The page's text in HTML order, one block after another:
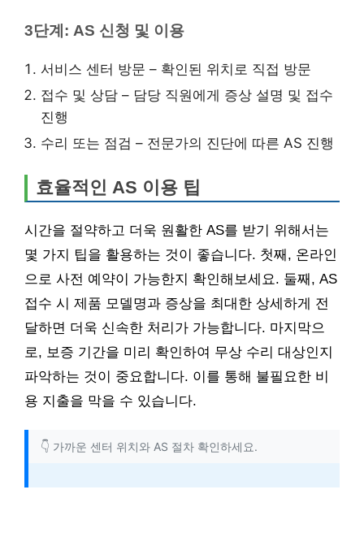
3단계: AS 신청 및 이용
서비스 센터 방문 – 확인된 위치로 직접 방문
접수 및 상담 – 담당 직원에게 증상 설명 및 접수
진행
수리 또는 점검 – 전문가의 진단에 따른 AS 진행
효율적인 AS 이용 팁
시간을 절약하고 더욱 원활한 AS를 받기 위해서는
몇 가지 팁을 활용하는 것이 좋습니다. 첫째, 온라인
으로 사전 예약이 가능한지 확인해보세요. 둘째, AS
접수 시 제품 모델명과 증상을 최대한 상세하게 전
달하면 더욱 신속한 처리가 가능합니다. 마지막으
로, 보증 기간을 미리 확인하여 무상 수리 대상인지
파악하는 것이 중요합니다. 이를 통해 불필요한 비
용 지출을 막을 수 있습니다.
👇 가까운 센터 위치와 AS 절차 확인하세요.